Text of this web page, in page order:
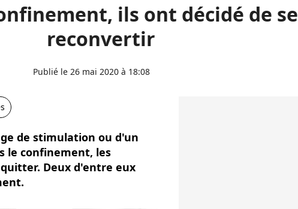
ils ont décidé de se
reconvertir
Publié le 26 mai 2020 à 18:08
de stimulation ou d'un
le confinement, les
Deux d'entre eux